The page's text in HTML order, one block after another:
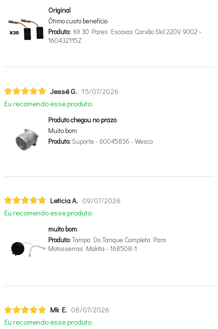
Original
Ótimo custo benefício
Produto:Kit 30 Pares Escovas Carvão Skil 220V 9002 -
160432115Z
Jessé G. 15/07/2026
Eu recomendo esse produto.
Produto chegou no prazo
Muito bom
Produto:Suporte - 60045836 - Wesco
Leticia A. 09/07/2026
Eu recomendo esse produto.
muito bom
Produto:Tampa Do Tanque Completa Para
Motosserras Makita - 168508-1
Mk E. 08/07/2026
Eu recomendo esse produto.